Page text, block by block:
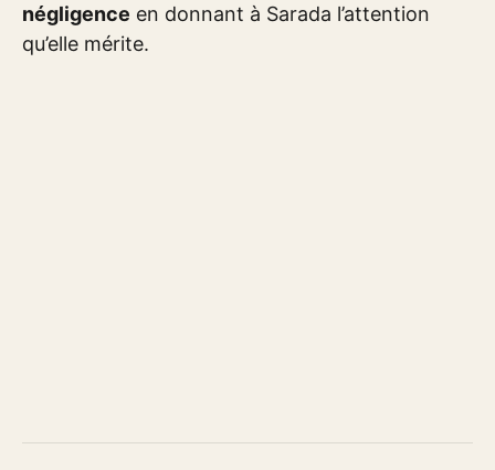
négligence en donnant à Sarada l’attention
qu’elle mérite.